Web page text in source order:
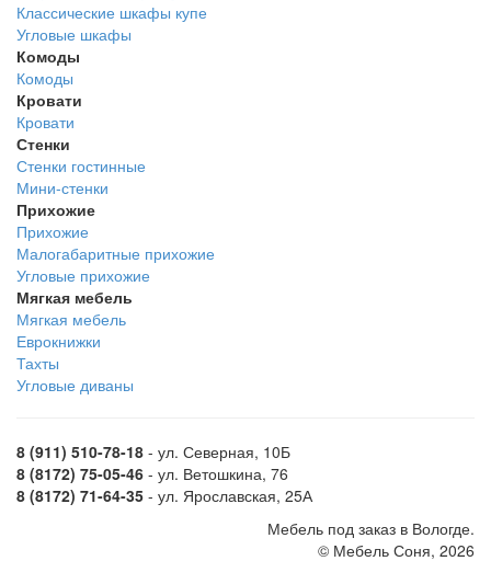
Классические шкафы купе
Угловые шкафы
Комоды
Комоды
Кровати
Кровати
Стенки
Стенки гостинные
Мини-стенки
Прихожие
Прихожие
Малогабаритные прихожие
Угловые прихожие
Мягкая мебель
Мягкая мебель
Еврокнижки
Тахты
Угловые диваны
8 (911) 510-78-18 - ул. Северная, 10Б
8 (8172) 75-05-46 - ул. Ветошкина, 76
8 (8172) 71-64-35 - ул. Ярославская, 25А
Мебель под заказ в Вологде.
© Мебель Соня, 2026